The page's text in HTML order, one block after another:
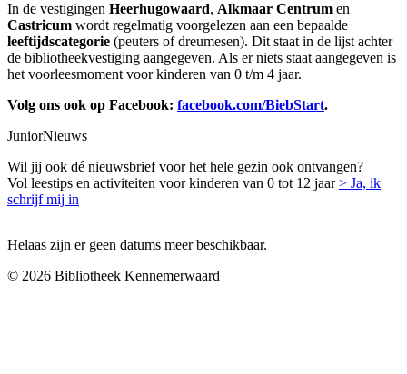
In de vestigingen Heerhugowaard, Alkmaar Centrum en
Castricum wordt regelmatig voorgelezen aan een bepaalde
leeftijdscategorie (peuters of dreumesen). Dit staat in de lijst achter
de bibliotheekvestiging aangegeven. Als er niets staat aangegeven is
het voorleesmoment voor kinderen van 0 t/m 4 jaar.
Volg ons ook op Facebook: facebook.com/BiebStart.
JuniorNieuws
Wil jij ook dé nieuwsbrief voor het hele gezin ook ontvangen?
Vol leestips en activiteiten voor kinderen van 0 tot 12 jaar> Ja, ik
schrijf mij in
Helaas zijn er geen datums meer beschikbaar.
© 2026 Bibliotheek Kennemerwaard